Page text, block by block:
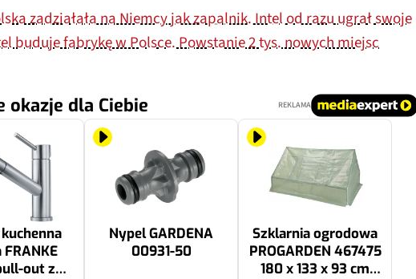
zadziałała na Niemcy jak zapalnik. Intel od razu ugrał swoje
buduje fabrykę w Polsce. Powstanie 2 tys. nowych miejsc
okazje dla Ciebie REKLAMA
out z
Nypel GARDENA
00931-50
Szklarnia ogrodowa
PROGARDEN 467475
180 x 133 x 93 cm